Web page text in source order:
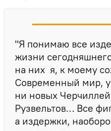
"Я понимаю все
жизни
на них я, к моему
Современный мир,
ни новых
Рузвельтов… Все
а издержки,